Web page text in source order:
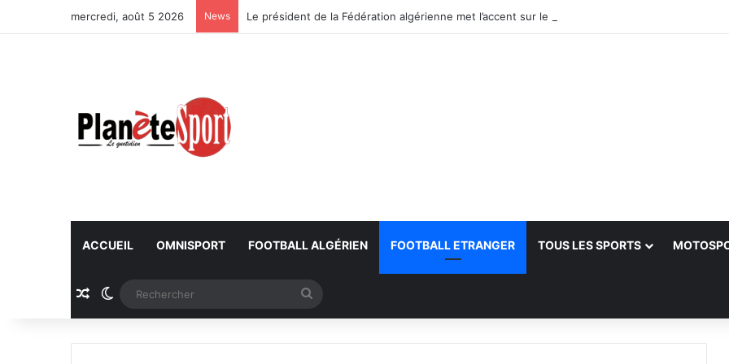
mercredi, août 5 2026 News
ACCUEIL OMNISPORT FOOTBALL ALGÉRIEN FOOTBALL ETRANGER TOUS LES SPORTS
Article Aléatoire
Switch skin